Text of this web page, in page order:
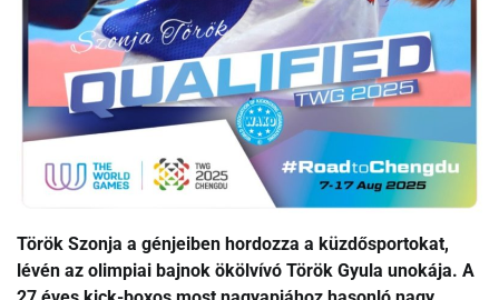
Török Szonja a génjeiben hordozza a küzdősportokat,
lévén az olimpiai bajnok ökölvívó Török Gyula unokája. A